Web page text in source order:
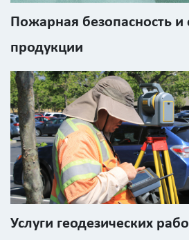
Пожарная безопасность и
продукции
Услуги геодезических